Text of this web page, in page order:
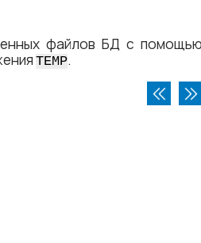
файлов БД с помощью
TEMP.